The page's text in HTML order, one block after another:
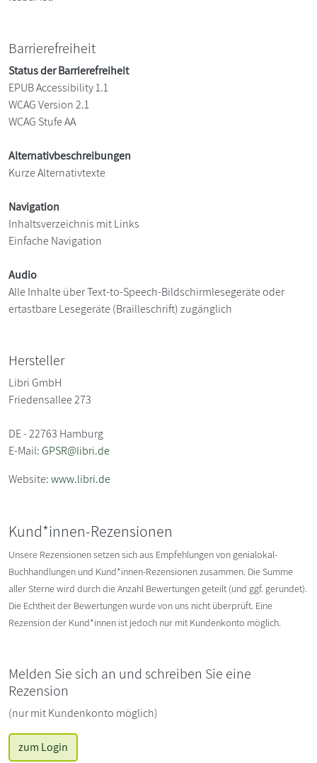
Barrierefreiheit
Status der Barrierefreiheit
EPUB Accessibility 1.1
WCAG Version 2.1
WCAG Stufe AA
Alternativbeschreibungen
Kurze Alternativtexte
Navigation
Inhaltsverzeichnis mit Links
Einfache Navigation
Audio
Alle Inhalte über Text-to-Speech-Bildschirmlesegeräte oder
ertastbare Lesegeräte (Brailleschrift) zugänglich
Hersteller
Libri GmbH
Friedensallee 273
DE - 22763 Hamburg
E-Mail:GPSR@libri.de
Website:www.libri.de
Kund*innen-Rezensionen
Unsere Rezensionen setzen sich aus Empfehlungen von genialokal-
Buchhandlungen und Kund*innen-Rezensionen zusammen. Die Summe
aller Sterne wird durch die Anzahl Bewertungen geteilt (und ggf. gerundet).
Die Echtheit der Bewertungen wurde von uns nicht überprüft. Eine
Rezension der Kund*innen ist jedoch nur mit Kundenkonto möglich.
Melden Sie sich an und schreiben Sie eine
Rezension
(nur mit Kundenkonto möglich)
zum Login